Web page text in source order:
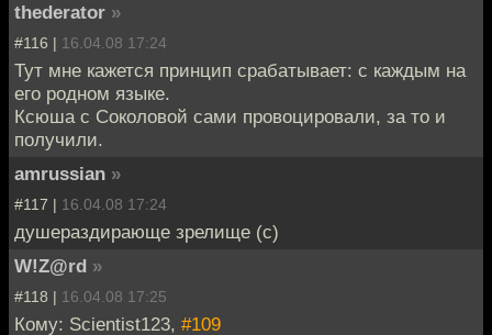
thederator »
#116 | 16.04.08 17:24
Тут мне кажется принцип срабатывает: с каждым на
его родном языке.
Ксюша с Соколовой сами провоцировали, за то и
получили.
amrussian »
#117 | 16.04.08 17:24
душераздирающе зрелище (с)
W!Z@rd »
#118 | 16.04.08 17:25
Кому: Scientist123, #109